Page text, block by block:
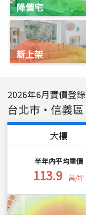
降價宅
新上架
2026年6月實價登錄
台北市 ・ 信義區
大樓
半年內平均單價
113.9 萬/坪